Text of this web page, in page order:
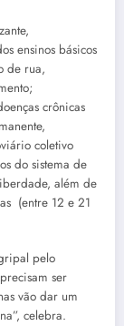
ensinos básicos
de rua,
crônicas
coletivo
do sistema de
além de
(entre 12 e 21
pelo
ser
vão dar um
celebra.